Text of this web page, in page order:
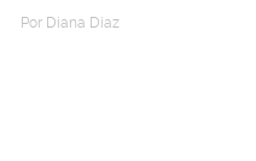
Por Diana Diaz